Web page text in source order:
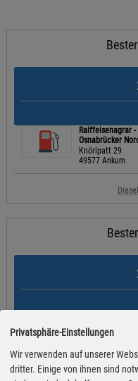
Raiffeisenagrar
Osnabrücker
Knörlpatt 29
49577 Ankum
An der B68 14
49635 Badbergen
Privatsphäre-Einstellungen
Wir verwenden auf unserer
dritter. Einige von ihnen sind